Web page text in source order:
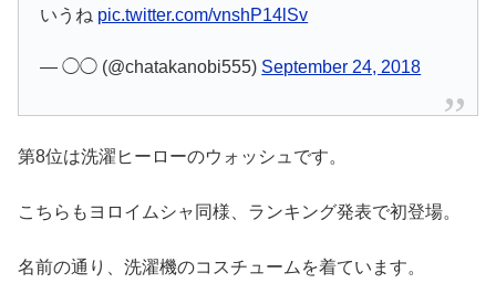
いうね pic.twitter.com/vnshP14lSv
— ◯◯ (@chatakanobi555) September 24, 2018
第8位は洗濯ヒーローのウォッシュです。
こちらもヨロイムシャ同様、ランキング発表で初登場。
名前の通り、洗濯機のコスチュームを着ています。